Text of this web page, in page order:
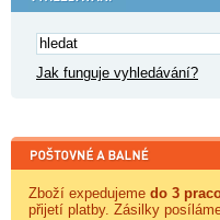
Jak funguje vyhledávání?
Zboží expedujeme do 3
přijetí platby. Zásilky